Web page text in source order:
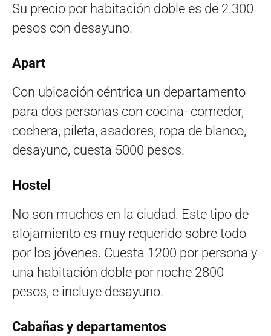
Su precio por habitación doble es de 2.300
pesos con desayuno.
Apart
Con ubicación céntrica un departamento
para dos personas con cocina- comedor,
cochera, pileta, asadores, ropa de blanco,
desayuno, cuesta 5000 pesos.
Hostel
No son muchos en la ciudad. Este tipo de
alojamiento es muy requerido sobre todo
por los jóvenes. Cuesta 1200 por persona y
una habitación doble por noche 2800
pesos, e incluye desayuno.
Cabañas y departamentos